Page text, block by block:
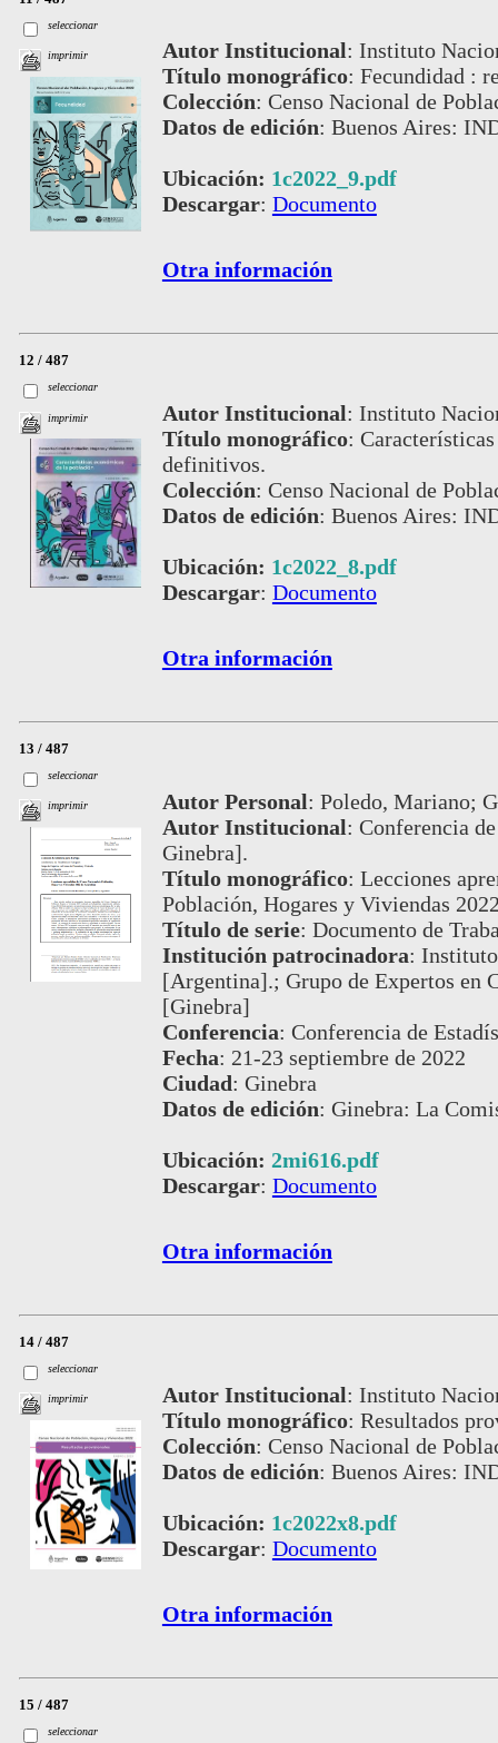
seleccionar
imprimir Autor Institucional: Instituto
Título monográfico: Fecundidad :
Colección: Censo Nacional de
Datos de edición: Buenos Aires:
Ubicación: 1c2022_9.pdf
Descargar: Documento
Otra información
12 / 487
seleccionar
imprimir Autor Institucional: Instituto
Título monográfico:
definitivos.
Colección: Censo Nacional de
Datos de edición: Buenos Aires:
Ubicación: 1c2022_8.pdf
Descargar: Documento
Otra información
13 / 487
seleccionar
imprimir Autor Personal: Poledo, Mariano;
Autor Institucional: Conferencia
Ginebra].
Título monográfico: Lecciones
Población, Hogares y Viviendas
Título de serie: Documento de
Institución patrocinadora:
[Argentina].; Grupo de Expertos en
[Ginebra]
Conferencia: Conferencia de
Fecha: 21-23 septiembre de 2022
Ciudad: Ginebra
Datos de edición: Ginebra: La
Ubicación: 2mi616.pdf
Descargar: Documento
Otra información
14 / 487
seleccionar
imprimir Autor Institucional: Instituto
Título monográfico: Resultados
Colección: Censo Nacional de
Datos de edición: Buenos Aires:
Ubicación: 1c2022x8.pdf
Descargar: Documento
Otra información
15 / 487
seleccionar